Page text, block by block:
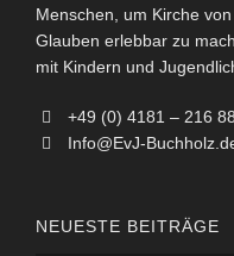
Menschen, um Kirche
Glauben erlebbar zu
mit Kindern und
+49 (0) 4181 – 216
Info@EvJ-
NEUESTE BEITRÄGE